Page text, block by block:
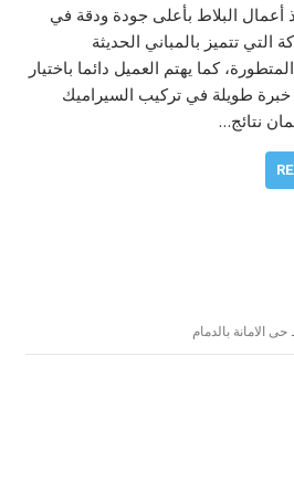
أعمال البلاط بأعلى جودة ودقة في
التي تتميز بالمباني الحديثة
كما يهتم العميل دائما باختيار
طويلة في تركيب السيراميك
نتائج…
الامانة بالدمام